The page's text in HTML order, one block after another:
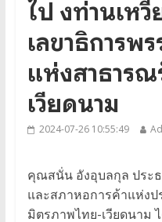
ไป งท่านเห
เลขาธิการพ
แห่งสาธาร
เวียดนาม
2024-07-26 10:55:49
คุณสนั่น อังอุบลกุล ประ
และสภาหอการค้าแห่งป
มิตรภาพไทย-เวียดนาม